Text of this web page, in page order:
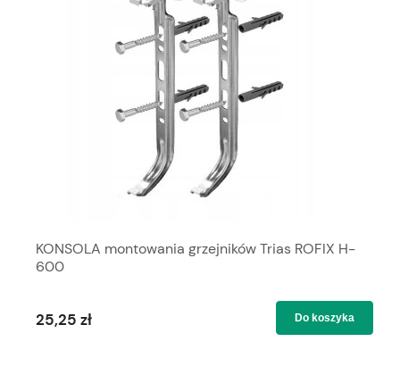
KONSOLA montowania grzejników Trias ROFIX H-
600
25,25 zł Do koszyka